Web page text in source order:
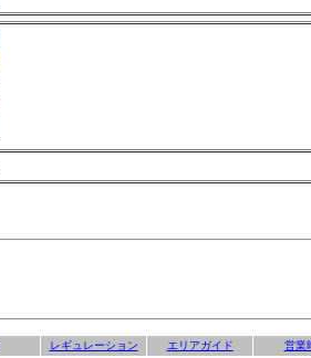
レギュレーション エリアガイド 営業